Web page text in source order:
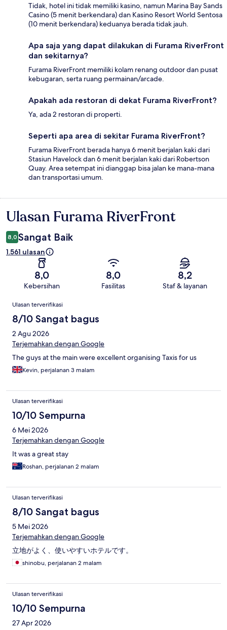
Tidak, hotel ini tidak memiliki kasino, namun Marina Bay Sands
Casino (5 menit berkendara) dan Kasino Resort World Sentosa
(10 menit berkendara) keduanya berada tidak jauh.
Apa saja yang dapat dilakukan di Furama RiverFront
dan sekitarnya?
Furama RiverFront memiliki kolam renang outdoor dan pusat
kebugaran, serta ruang permainan/arcade.
Apakah ada restoran di dekat Furama RiverFront?
Ya, ada 2 restoran di properti.
Seperti apa area di sekitar Furama RiverFront?
Furama RiverFront berada hanya 6 menit berjalan kaki dari
Stasiun Havelock dan 6 menit berjalan kaki dari Robertson
Quay. Area setempat ini dianggap bisa jalan ke mana-mana
dan transportasi umum.
Ulasan
Ulasan Furama RiverFront
8,0 Sangat Baik
1.561 ulasan
8,0
Kebersihan
8,0
Fasilitas
8,2
Staf & layanan
Ulasan
Ulasan terverifikasi
8/10 Sangat bagus
2 Agu 2026
Terjemahkan dengan Google
The guys at the main were excellent organising Taxis for us
Kevin, perjalanan 3 malam
Ulasan terverifikasi
10/10 Sempurna
6 Mei 2026
Terjemahkan dengan Google
It was a great stay
Roshan, perjalanan 2 malam
Ulasan terverifikasi
8/10 Sangat bagus
5 Mei 2026
Terjemahkan dengan Google
立地がよく、使いやすいホテルです。
shinobu, perjalanan 2 malam
Ulasan terverifikasi
10/10 Sempurna
27 Apr 2026